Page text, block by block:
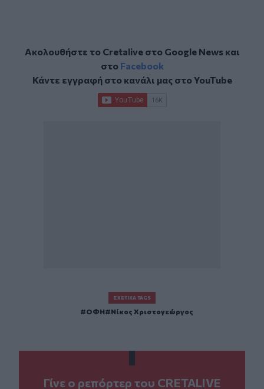
Ακολουθήστε το Cretalive στο Google Newsκαι
στο Facebook
Κάντε εγγραφή στο κανάλι μας στοYouTube
ΣΧΕΤΙΚΆ TAGS
ΟΦΗ Νίκος Χριστογεώργος
Γίνε ο ρεπόρτερ του CRETALIVE